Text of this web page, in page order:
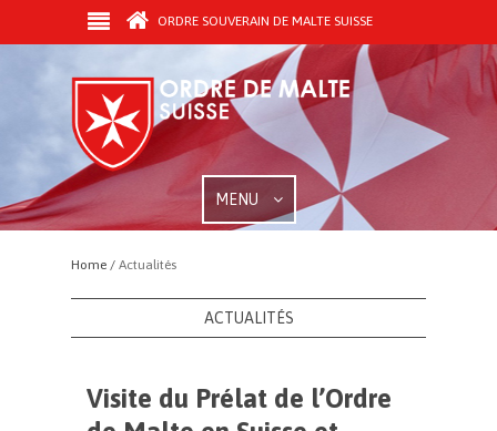
ORDRE SOUVERAIN DE MALTE SUISSE
MENU
Home / Actualités
ACTUALITÉS
Visite du Prélat de l’Ordre